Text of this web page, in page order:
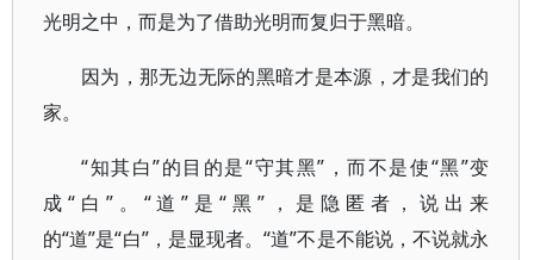
光明之中，而是为了借助光明而复归于黑暗。
因为，那无边无际的黑暗才是本源，才是我们的
家。
“知其白”的目的是“守其黑”，而不是使“黑”变
成“白”。“道”是“黑”，是隐匿者，说出来
的“道”是“白”，是显现者。“道”不是不能说，不说就永